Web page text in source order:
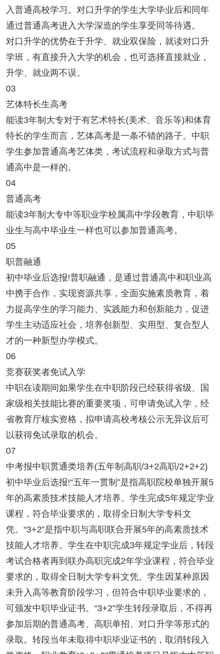
入普通高校学习。对口升学的学生大学毕业后和同年
通过普通高考进入大学深造的学生享受同等待遇。
对口升学的优势在于升学、就业双保险，就读对口升
学班，有直接升入大学的机会，也可选择直接就业，
升学、就业两不误。
03
艺体特长生高考
能读3年制大专对于有艺术特长(美术、音乐等)和体育
特长的学生而言，艺体高考是一条不错的路子。中职
学生参加普通高考艺体类，考试流程和录取方式与普
通高中是一样的。
04
普通高考
能读3年制大专中等职业学校属高中学段教育，中职毕
业生与高中毕业生一样也可以参加普通高考。
05
职普融通
初中毕业后选报!普职融通，是通过普通高中和职业高
中携手合作，实现资源共享，全面实施素质教育，着
力提高学生的学习能力、实践能力和创新能力，促进
学生主动适应社会，培养创新型、实用型、复合型人
才的一种新型办学模式。
06
竞赛获奖者免试入学
中职在读期间如果学生在中职阶段已经获得省级、国
家级相关技能比赛的重要奖项，可申请免试入学，经
省教育厅核实资格，拟申请高校考核公示无异议后可
以获得免试录取的机会。
07
中考报中职贯通类培养(五年制高职/3+2高职/2+2+2)
初中毕业后选报!“五年一贯制”是指高职院校单独开展5
年的高素质技术技能人才培养。学生完成5年规定学业
课程，符合毕业要求的，取得全日制大学专科文
凭。“3+2”是指中职与高职联合开展5年的高素质技术
技能人才培养。学生在中职完成3年规定学业后，转段
考试合格者再到联办高职完成2年学业课程，符合毕业
要求的，取得全日制大学专科文凭。学生因某种原因
未升入高等教育阶段学习，但符合中职毕业要求的，
可颁发中职毕业证书。“3+2”学生转段录取后，不得再
参加后期的普通高考、高职单招、对口升学等形式的
录取。转段当年未取得中职毕业证书的，取消转段入